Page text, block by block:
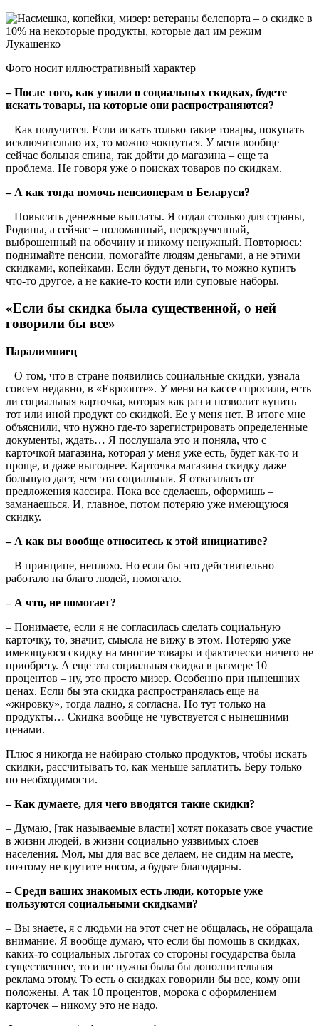
Фото носит иллюстративный характер
– После того, как узнали о социальных скидках, будете
искать товары, на которые они распространяются?
– Как получится. Если искать только такие товары, покупать
исключительно их, то можно чокнуться. У меня вообще
сейчас больная спина, так дойти до магазина – еще та
проблема. Не говоря уже о поисках товаров по скидкам.
– А как тогда помочь пенсионерам в Беларуси?
– Повысить денежные выплаты. Я отдал столько для страны,
Родины, а сейчас – поломанный, перекрученный,
выброшенный на обочину и никому ненужный. Повторюсь:
поднимайте пенсии, помогайте людям деньгами, а не этими
скидками, копейками. Если будут деньги, то можно купить
что-то другое, а не какие-то кости или суповые наборы.
«Если бы скидка была существенной, о ней
говорили бы все»
Паралимпиец
– О том, что в стране появились социальные скидки, узнала
совсем недавно, в «Евроопте». У меня на кассе спросили, есть
ли социальная карточка, которая как раз и позволит купить
тот или иной продукт со скидкой. Ее у меня нет. В итоге мне
объяснили, что нужно где-то зарегистрировать определенные
документы, ждать… Я послушала это и поняла, что с
карточкой магазина, которая у меня уже есть, будет как-то и
проще, и даже выгоднее. Карточка магазина скидку даже
большую дает, чем эта социальная. Я отказалась от
предложения кассира. Пока все сделаешь, оформишь –
заманаешься. И, главное, потом потеряю уже имеющуюся
скидку.
– А как вы вообще относитесь к этой инициативе?
– В принципе, неплохо. Но если бы это действительно
работало на благо людей, помогало.
– А что, не помогает?
– Понимаете, если я не согласилась сделать социальную
карточку, то, значит, смысла не вижу в этом. Потеряю уже
имеющуюся скидку на многие товары и фактически ничего не
приобрету. А еще эта социальная скидка в размере 10
процентов – ну, это просто мизер. Особенно при нынешних
ценах. Если бы эта скидка распространялась еще на
«жировку», тогда ладно, я согласна. Но тут только на
продукты… Скидка вообще не чувствуется с нынешними
ценами.
Плюс я никогда не набираю столько продуктов, чтобы искать
скидки, рассчитывать то, как меньше заплатить. Беру только
по необходимости.
– Как думаете, для чего вводятся такие скидки?
– Думаю, [так называемые власти] хотят показать свое участие
в жизни людей, в жизни социально уязвимых слоев
населения. Мол, мы для вас все делаем, не сидим на месте,
поэтому не крутите носом, а будьте благодарны.
– Среди ваших знакомых есть люди, которые уже
пользуются социальными скидками?
– Вы знаете, я с людьми на этот счет не общалась, не обращала
внимание. Я вообще думаю, что если бы помощь в скидках,
каких-то социальных льготах со стороны государства была
существеннее, то и не нужна была бы дополнительная
реклама этому. То есть о скидках говорили бы все, кому они
положены. А так 10 процентов, морока с оформлением
карточек – никому это не надо.